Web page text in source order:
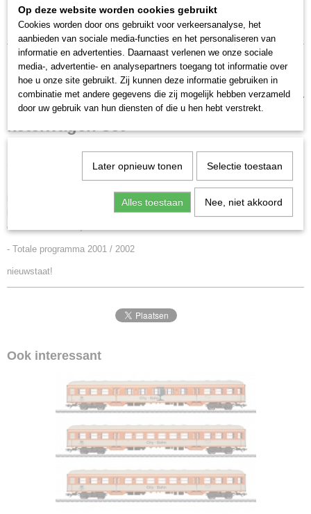
Specificaties
EAN code
4001883465531
Productcode leverancier
46553
Schaal
Omschrijving
Märklin 46553 NMBS/SNCB/NS Armita
Minerale oliewagen met geknikte ketel, ondergebracht bij de Nederlandse
Spoorwegen (NS) en de Belgische Staatsspoorwegen (NMBS/SNCB).
Fijn gedetailleerd chassis met doorbroken frame. Verschillende
ketelvormen. Bordes en loopplank afzonderlijk gemonteerd. Totale lengte
over de buffers 36,1 cm.
- Totale programma 2001 / 2002
nieuwstaat!
Ook interessant
Op deze website worden cookies gebruikt
Cookies worden door ons gebruikt voor verkeersanalyse, het
aanbieden van sociale media-functies en het personaliseren van
informatie en advertenties. Daarnaast verlenen we onze sociale
media-, advertentie- en analysepartners toegang tot informatie over
hoe u onze site gebruikt. Zij kunnen deze informatie gebruiken in
combinatie met andere gegevens die zij mogelijk hebben verzameld
door uw gebruik van hun diensten of die u hen hebt verstrekt.
Later opnieuw tonen Selectie toestaan
Alles toestaan Nee, niet akkoord